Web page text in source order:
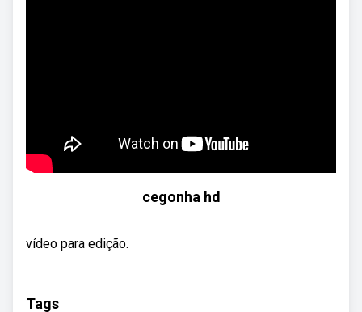
cegonha hd
vídeo para edição.
Tags